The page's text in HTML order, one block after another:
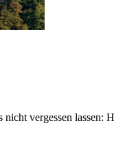
vergessen lassen: